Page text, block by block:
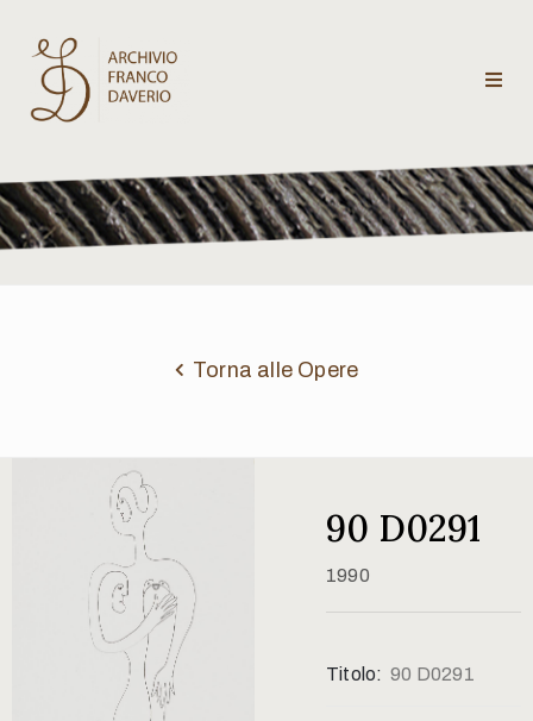
Archivio
Franco
Daverio
critici
Torna alle Opere
90 D0291
1990
Titolo: 90 D0291